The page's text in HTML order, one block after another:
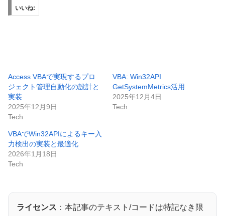
いいね:
Access VBAで実現するプロ
ジェクト管理自動化の設計と
実装
2025年12月9日
Tech
VBA: Win32API
GetSystemMetrics活用
2025年12月4日
Tech
VBAでWin32APIによるキー入
力検出の実装と最適化
2026年1月18日
Tech
ライセンス ：本記事のテキスト/コードは特記なき限